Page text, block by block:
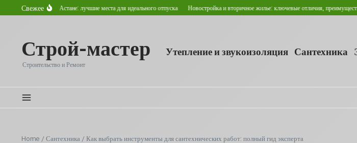
Перейти к содержанию
Свежее
летом в Астане: лучшие места для идеального отпуска Новостройка и вторичное жилье: ключевые отличия, преимущества и
Строй-мастер
Строительство и Ремонт
Утепление и звукоизоляция Сантехника
Home /Сантехника /Как выбрать инструменты для сантехнических работ: полный гид эксперта